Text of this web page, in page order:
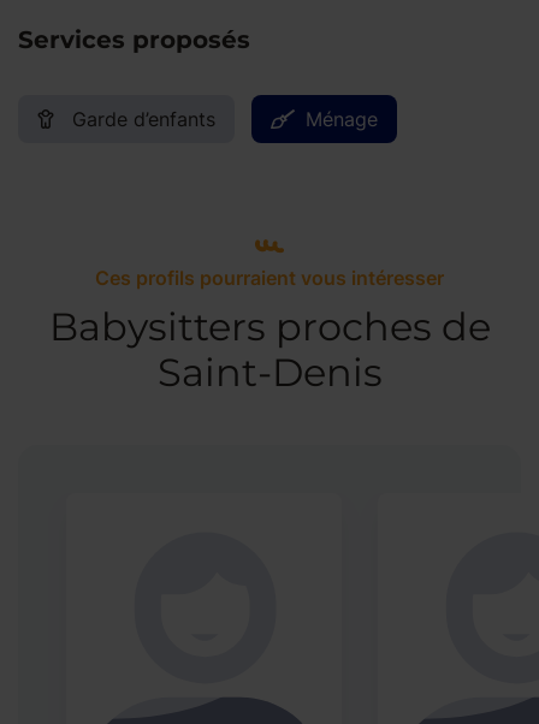
Services proposés
Garde d’enfants Ménage
Ces profils pourraient vous intéresser
Babysitters proches de
Saint-Denis